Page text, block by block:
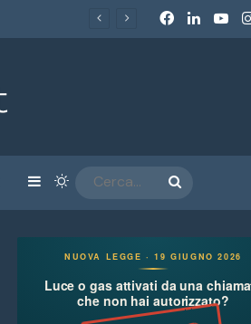
Facebook
Barra laterale
Cambia aspetto CERCA...